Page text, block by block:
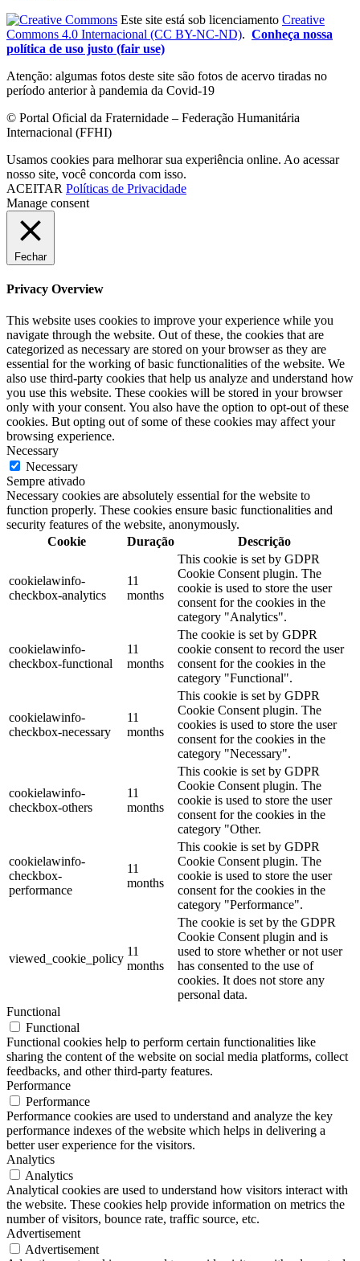
Este site está sob licenciamento Creative
Commons 4.0 Internacional (CC BY-NC-ND). Conheça nossa
política de uso justo (fair use)
Atenção: algumas fotos deste site são fotos de acervo tiradas no
período anterior à pandemia da Covid-19
© Portal Oficial da Fraternidade – Federação Humanitária
Internacional (FFHI)
Usamos cookies para melhorar sua experiência online. Ao acessar
nosso site, você concorda com isso.
ACEITAR Políticas de Privacidade
Manage consent
Fechar
Privacy Overview
This website uses cookies to improve your experience while you
navigate through the website. Out of these, the cookies that are
categorized as necessary are stored on your browser as they are
essential for the working of basic functionalities of the website. We
also use third-party cookies that help us analyze and understand how
you use this website. These cookies will be stored in your browser
only with your consent. You also have the option to opt-out of these
cookies. But opting out of some of these cookies may affect your
browsing experience.
Necessary
Necessary
Sempre ativado
Necessary cookies are absolutely essential for the website to
function properly. These cookies ensure basic functionalities and
security features of the website, anonymously.
Cookie
Duração Descrição
cookielawinfo-
checkbox-analytics
11
months
This cookie is set by GDPR
Cookie Consent plugin. The
cookie is used to store the user
consent for the cookies in the
category "Analytics".
cookielawinfo-
checkbox-functional
11
months
The cookie is set by GDPR
cookie consent to record the user
consent for the cookies in the
category "Functional".
cookielawinfo-
checkbox-necessary
11
months
This cookie is set by GDPR
Cookie Consent plugin. The
cookies is used to store the user
consent for the cookies in the
category "Necessary".
cookielawinfo-
checkbox-others
11
months
This cookie is set by GDPR
Cookie Consent plugin. The
cookie is used to store the user
consent for the cookies in the
category "Other.
cookielawinfo-
checkbox-
performance
11
months
This cookie is set by GDPR
Cookie Consent plugin. The
cookie is used to store the user
consent for the cookies in the
category "Performance".
viewed_cookie_policy
11
months
The cookie is set by the GDPR
Cookie Consent plugin and is
used to store whether or not user
has consented to the use of
cookies. It does not store any
personal data.
Functional
Functional
Functional cookies help to perform certain functionalities like
sharing the content of the website on social media platforms, collect
feedbacks, and other third-party features.
Performance
Performance
Performance cookies are used to understand and analyze the key
performance indexes of the website which helps in delivering a
better user experience for the visitors.
Analytics
Analytics
Analytical cookies are used to understand how visitors interact with
the website. These cookies help provide information on metrics the
number of visitors, bounce rate, traffic source, etc.
Advertisement
Advertisement